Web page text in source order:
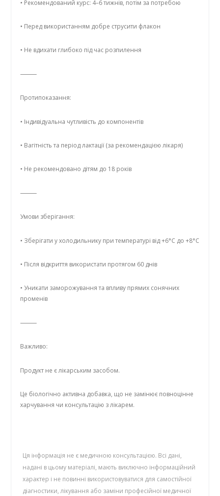
• Рекомендований курс: 4–6 тижнів, потім за потребою
• Перед використанням добре струсити флакон
• Не вдихати глибоко під час розпилення
⸻
Протипоказання:
• Індивідуальна чутливість до компонентів
• Вагітність та період лактації (за рекомендацією лікаря)
• Не рекомендовано дітям до 18 років
⸻
Умови зберігання:
• Зберігати у холодильнику при температурі від +6°C до +8°C
• Після відкриття використати протягом 60 днів
• Уникати заморожування та впливу прямих сонячних
променів
⸻
Важливо:
Продукт не є лікарським засобом.
Це біологічно активна добавка, що не замінює повноцінне
харчування чи консультацію з лікарем.
Ця інформація не є медичною консультацією. Всі дані,
надані в цьому матеріалі, мають виключно інформаційний
характер і не повинні використовуватися для самостійної
діагностики, лікування або заміни професійної медичної